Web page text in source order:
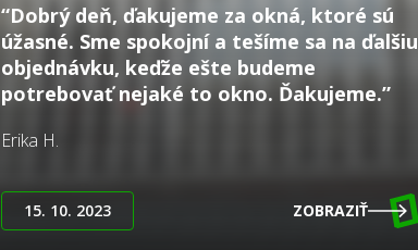
“Dobrý deň, ďakujeme za okná, ktoré sú
úžasné. Sme spokojní a tešíme sa na ďalšiu
objednávku, keďže ešte budeme
potrebovať nejaké to okno. Ďakujeme.”
Erika H.
15. 10. 2023 ZOBRAZIŤ